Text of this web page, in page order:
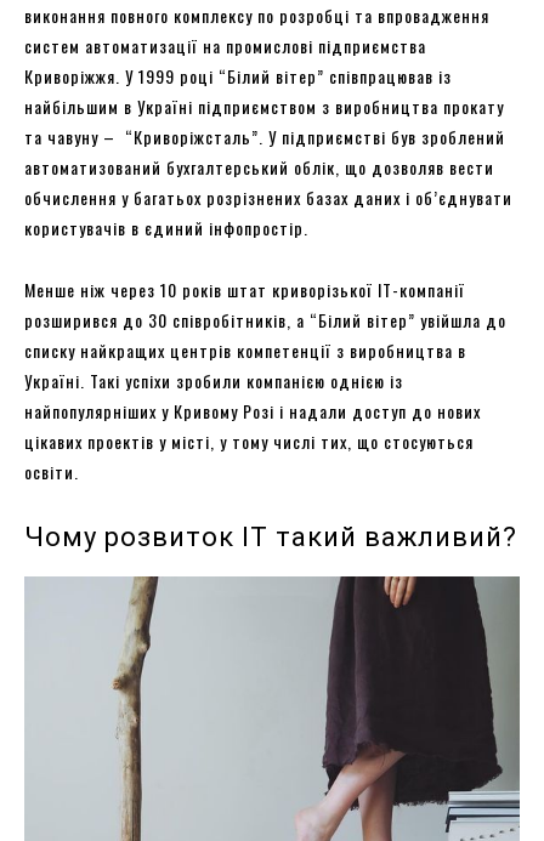
виконання повного комплексу по розробці та впровадження
систем автоматизації на промислові підприємства
Криворіжжя. У 1999 році “Білий вітер” співпрацював із
найбільшим в Україні підприємством з виробництва прокату
та чавуну – “Криворіжсталь”. У підприємстві був зроблений
автоматизований бухгалтерський облік, що дозволяв вести
обчислення у багатьох розрізнених базах даних і об’єднувати
користувачів в єдиний інфопростір.
Менше ніж через 10 років штат криворізької IT-компанії
розширився до 30 співробітників, а “Білий вітер” увійшла до
списку найкращих центрів компетенції з виробництва в
Україні. Такі успіхи зробили компанією однією із
найпопулярніших у Кривому Розі і надали доступ до нових
цікавих проектів у місті, у тому числі тих, що стосуються
освіти.
Чому розвиток IT такий важливий?